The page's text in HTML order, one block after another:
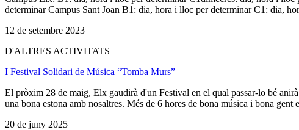
determinar Campus Sant Joan B1: dia, hora i lloc per determinar C1: dia,
12 de setembre 2023
D'ALTRES ACTIVITATS
I Festival Solidari de Música “Tomba Murs”
El pròxim 28 de maig, Elx gaudirà d'un Festival en el qual passar-lo bé
una bona estona amb nosaltres. Més de 6 hores de bona música i bona gent
20 de juny 2025